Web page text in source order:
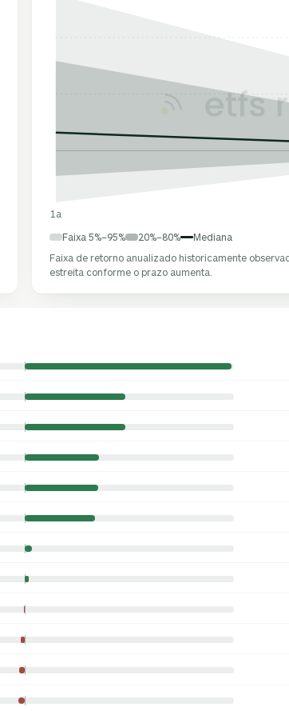
1a
Faixa 5%–95% 20%–80%
Mediana
Faixa de retorno anualizado historicamente
estreita conforme o prazo aumenta.